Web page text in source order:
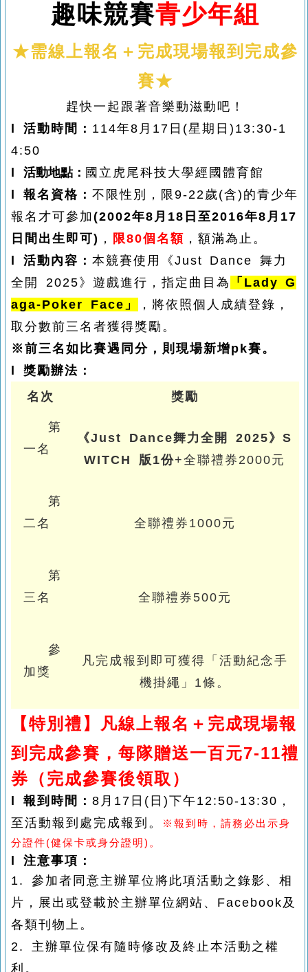
趣味競賽青少年組
★需線上報名＋完成現場報到完成參
賽★
趕快一起跟著音樂動滋動吧！
l 活動時間： 114年8月17日(星期日)13:30-1
4:50
活動地點： 國立虎尾科技大學經國體育館
l 報名資格： 不限性別，限9-22歲(含)的青少年
報名才可參加(2002年8月18日至2016年8月17
日間出生即可) ， 限80個名額 ，額滿為止。
l 活動內容： 本競賽使用《Just Dance 舞力
全開 2025》遊戲進行，指定曲目為
「Lady G
aga-Poker Face」
， 將依照個人成績登錄，
取分數前三名者獲得獎勵。
※前三名如比賽遇同分，則現場新增pk賽。
l 獎勵辦法：
名次
獎勵
第
一名
《Just Dance舞力全開 2025》 S
WITCH 版 1份+全聯禮券2000元
第
二名
全聯禮券1000元
第
三名
全聯禮券500元
參
加獎
凡完成報到即可獲得「活動紀念手
機掛繩」1條。
【特別禮】
凡線上報名＋完成現場報
到 完成參賽， 每隊贈送一百元7-11禮
券（完成參賽後領取）
l 報到時間： 8月17日(日)下午12:50-13:30，
至活動報到處完成報到。
※報到時，請務必出示身
分證件(健保卡或身分證明)。
l 注意事項：
1. 參加者同意主辦單位將此項活動之錄影、相
片，展出或登載於主辦單位網站、Facebook及
各類刊物上。
2. 主辦單位保有隨時修改及終止本活動之權
利。